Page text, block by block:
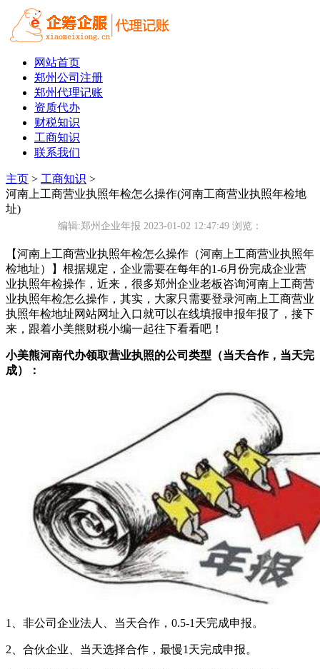
网站首页
郑州公司注册
郑州代理记账
资质代办
财税知识
工商知识
联系我们
主页 > 工商知识 >
河南上工商营业执照年检怎么操作(河南工商营业执照年检地
址)
编辑:郑州企业年报 2023-01-02 12:47:49 浏览：
【河南上工商营业执照年检怎么操作（河南上工商营业执照年
检地址）】根据规定，企业需要在每年的1-6月份完成企业营
业执照年检操作，近来，很多郑州企业老板咨询河南上工商营
业执照年检怎么操作，其实，大家只需要登录河南上工商营业
执照年检地址网站网址入口就可以在线填报申报年报了，接下
来，跟着小美熊财税小编一起往下看看吧！
小美熊河南代办领取营业执照的公司类型（当天合作，当天完
成）：
1、非公司企业法人、当天合作，0.5-1天完成申报。
2、合伙企业、当天选择合作，最慢1天完成申报。